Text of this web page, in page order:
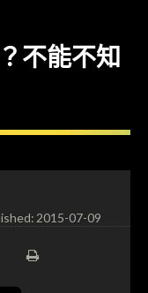
不能不知
2015-07-09